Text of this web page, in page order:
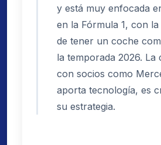
y está muy enfocada
en la Fórmula 1, con
de tener un coche
la temporada 2026. La
con socios como
aporta tecnología, es
su estrategia.